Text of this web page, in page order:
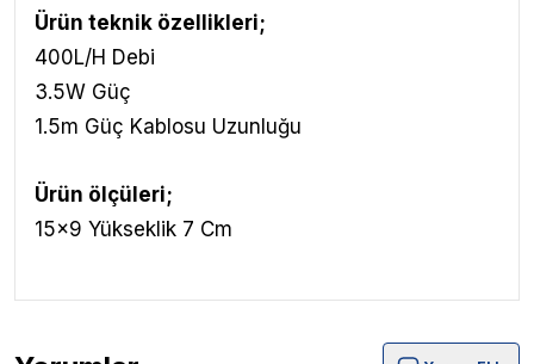
Ürün teknik özellikleri;
400L/H Debi
3.5W Güç
1.5m Güç Kablosu Uzunluğu
Ürün ölçüleri;
15x9 Yükseklik 7 Cm